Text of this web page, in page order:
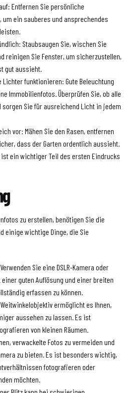
Entfernen Sie persönliche
um ein sauberes und ansprechendes
Staubsaugen Sie, wischen Sie
reinigen Sie Fenster, um sicherzustellen,
gut aussieht.
funktionieren: Gute Beleuchtung
Immobilienfotos. Überprüfen Sie, ob alle
Sie für ausreichend Licht in jedem
vor: Mähen Sie den Rasen, entfernen
dass der Garten ordentlich aussieht.
ein wichtiger Teil des ersten Eindrucks
zu erstellen, benötigen Sie die
einige wichtige Dinge, die Sie
Sie eine DSLR-Kamera oder
guten Auflösung und einer breiten
erfassen zu können.
ermöglicht es Ihnen,
aussehen zu lassen. Es ist
von kleinen Räumen.
verwackelte Fotos zu vermeiden und
zu bieten. Es ist besonders wichtig,
fotografieren oder
möchten.